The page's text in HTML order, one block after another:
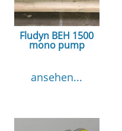
Fludyn BEH 1500
mono pump
ansehen...